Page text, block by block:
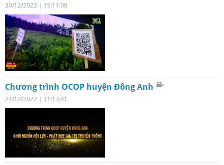
30/12/2022 | 15:11:00
Chương trình OCOP huyện Đông Anh
24/12/2022 | 11:13:41